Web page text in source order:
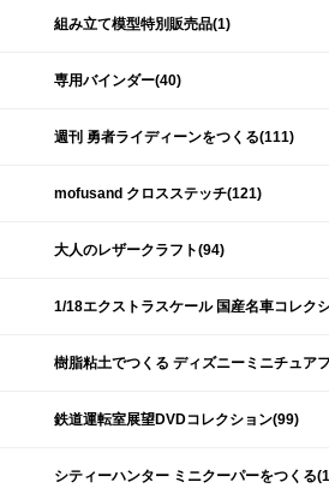
組み立て模型特別販売品(1)
専用バインダー(40)
週刊 勇者ライディーンをつくる(111)
mofusand クロスステッチ(121)
大人のレザークラフト(94)
1/18エクストラスケール 国産名車コレク
樹脂粘土でつくる ディズニーミニチュア
鉄道運転室展望DVDコレクション(99)
シティーハンター ミニクーパーをつくる